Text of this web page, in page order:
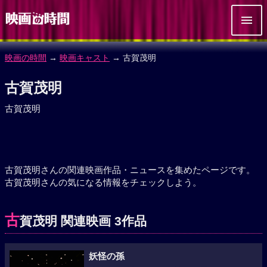
映画の時間 → 映画キャスト → 古賀茂明
古賀茂明
古賀茂明
古賀茂明さんの関連映画作品・ニュースを集めたページです。
古賀茂明さんの気になる情報をチェックしよう。
古賀茂明 関連映画 3作品
妖怪の孫